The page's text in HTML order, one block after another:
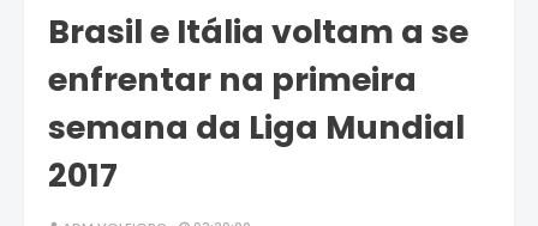
Brasil e Itália voltam a se
enfrentar na primeira
semana da Liga Mundial
2017